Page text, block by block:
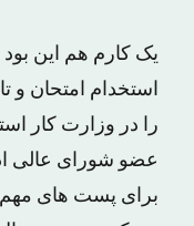
یک کارم هم این
استخدام امتحان و
را در وزارت کار
عضو شورای عالی
برای پست های مهم